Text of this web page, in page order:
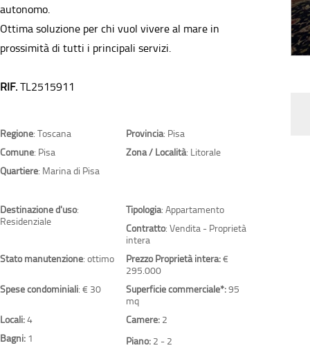
autonomo.
Ottima soluzione per chi vuol vivere al mare in
prossimità di tutti i principali servizi.
RIF. TL2515911
Regione: Toscana Provincia: Pisa
Comune: Pisa Zona / Località: Litorale
Quartiere: Marina di Pisa
Destinazione d'uso:
Residenziale
Tipologia: Appartamento
Contratto: Vendita - Proprietà
intera
Stato manutenzione: ottimo Prezzo Proprietà intera:€
295.000
Spese condominiali: € 30 Superficie commerciale*:95
mq
Locali:4 Camere: 2
Bagni: 1 Piano: 2 - 2